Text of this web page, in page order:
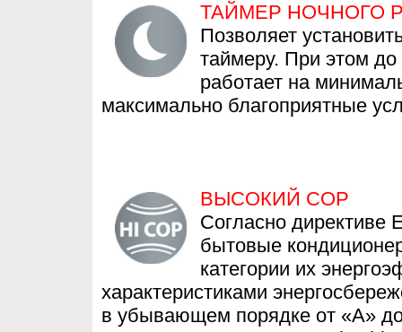
ТАЙМЕР НОЧНОГО
Позволяет
таймеру. При этом
работает на
максимально благоприятные
ВЫСОКИЙ СОР
Согласно директиве
бытовые
категории их
характеристиками
в убывающем порядке от «А»